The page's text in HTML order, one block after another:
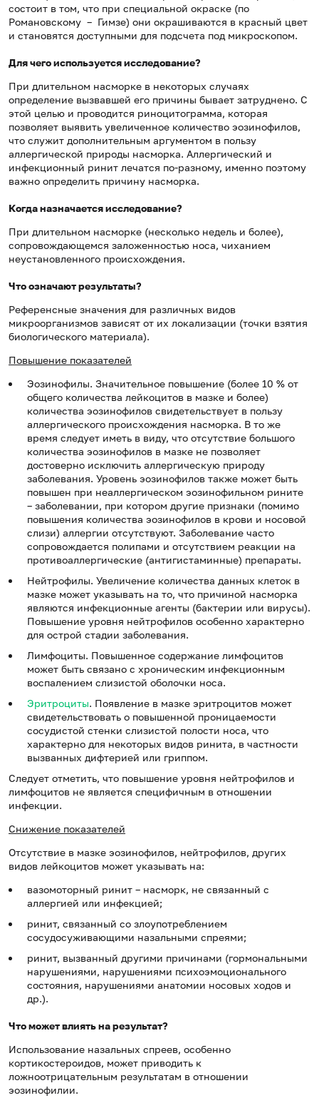
состоит в том, что при специальной окраске (по
Романовскому – Гимзе) они окрашиваются в красный цвет
и становятся доступными для подсчета под микроскопом.
Для чего используется исследование?
При длительном насморке в некоторых случаях
определение вызвавшей его причины бывает затруднено. С
этой целью и проводится риноцитограмма, которая
позволяет выявить увеличенное количество эозинофилов,
что служит дополнительным аргументом в пользу
аллергической природы насморка. Аллергический и
инфекционный ринит лечатся по-разному, именно поэтому
важно определить причину насморка.
Когда назначается исследование?
При длительном насморке (несколько недель и более),
сопровождающемся заложенностью носа, чиханием
неустановленного происхождения.
Что означают результаты?
Референсные значения для различных видов
микроорганизмов зависят от их локализации (точки взятия
биологического материала).
Повышение показателей
Эозинофилы. Значительное повышение (более 10 % от
общего количества лейкоцитов в мазке и более)
количества эозинофилов свидетельствует в пользу
аллергического происхождения насморка. В то же
время следует иметь в виду, что отсутствие большого
количества эозинофилов в мазке не позволяет
достоверно исключить аллергическую природу
заболевания. Уровень эозинофилов также может быть
повышен при неаллергическом эозинофильном рините
– заболевании, при котором другие признаки (помимо
повышения количества эозинофилов в крови и носовой
слизи) аллергии отсутствуют. Заболевание часто
сопровождается полипами и отсутствием реакции на
противоаллергические (антигистаминные) препараты.
Нейтрофилы. Увеличение количества данных клеток в
мазке может указывать на то, что причиной насморка
являются инфекционные агенты (бактерии или вирусы).
Повышение уровня нейтрофилов особенно характерно
для острой стадии заболевания.
Лимфоциты. Повышенное содержание лимфоцитов
может быть связано с хроническим инфекционным
воспалением слизистой оболочки носа.
Эритроциты. Появление в мазке эритроцитов может
свидетельствовать о повышенной проницаемости
сосудистой стенки слизистой полости носа, что
характерно для некоторых видов ринита, в частности
вызванных дифтерией или гриппом.
Следует отметить, что повышение уровня нейтрофилов и
лимфоцитов не является специфичным в отношении
инфекции.
Снижение показателей
Отсутствие в мазке эозинофилов, нейтрофилов, других
видов лейкоцитов может указывать на:
вазомоторный ринит – насморк, не связанный с
аллергией или инфекцией;
ринит, связанный со злоупотреблением
сосудосуживающими назальными спреями;
ринит, вызванный другими причинами (гормональными
нарушениями, нарушениями психоэмоционального
состояния, нарушениями анатомии носовых ходов и
др.).
Что может влиять на результат?
Использование назальных спреев, особенно
кортикостероидов, может приводить к
ложноотрицательным результатам в отношении
эозинофилии.